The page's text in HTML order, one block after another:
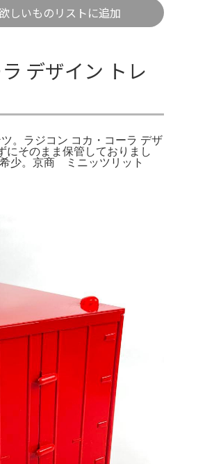
しいものリストに追加
デザイン トレ
。ラジコン コカ・コーラ デザ
そのまま保管しておりまし
希少。京商 ミニッツリット